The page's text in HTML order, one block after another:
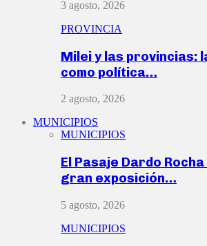
3 agosto, 2026
PROVINCIA
Milei y las provincias:
como política…
2 agosto, 2026
MUNICIPIOS
MUNICIPIOS
El Pasaje Dardo
gran exposición…
5 agosto, 2026
MUNICIPIOS